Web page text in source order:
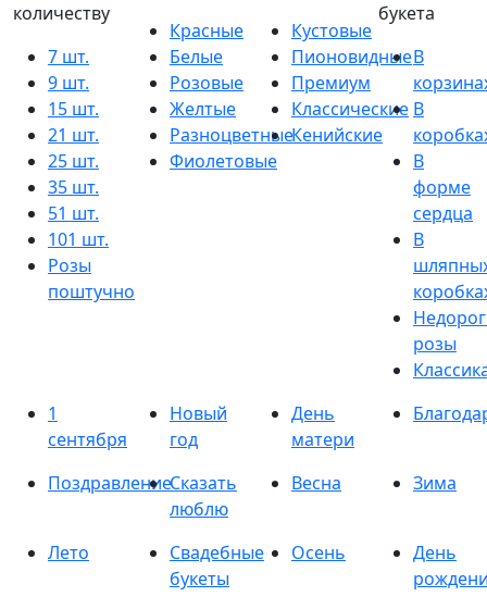
количеству
7 шт.
9 шт.
15 шт.
21 шт.
25 шт.
35 шт.
51 шт.
101 шт.
Розы
поштучно
Красные
Белые
Розовые
Желтые
Разноцветные
Фиолетовые
Кустовые
Пионовидные
Премиум
Классические
Кенийские
букета
В
В
В
форме
сердца
В
розы
1
сентября
Новый
год
День
матери
ПоздравлениеСказать
люблю
Весна Зима
Лето
Свадебные
букеты
Осень
День